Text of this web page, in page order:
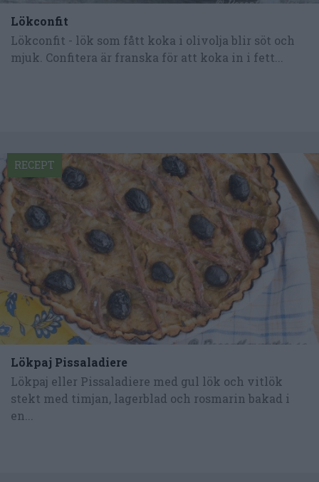
Lökconfit
Lökconfit - lök som fått koka i olivolja blir söt och
mjuk. Confitera är franska för att koka in i fett...
Lökpaj Pissaladiere
Lökpaj eller Pissaladiere med gul lök och vitlök
stekt med timjan, lagerblad och rosmarin bakad i
en...
RECEPT